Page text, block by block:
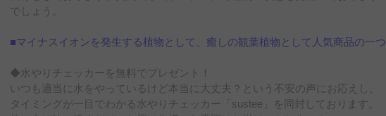
でしょう。
■マイナスイオンを発生する植物として、癒しの観葉植物として人気商品の一つ
◆水やりチェッカーを無料でプレゼント！
いつも適当に水をやっているけど本当に大丈夫？という不安の声にお応えし、
タイミングが一目でわかる水やりチェッカー「sustee」を同封しております。